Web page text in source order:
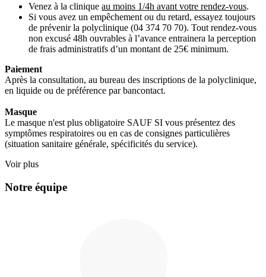
Venez à la clinique au moins 1/4h avant votre rendez-vous.
Si vous avez un empêchement ou du retard, essayez toujours
de prévenir la polyclinique (04 374 70 70). Tout rendez-vous
non excusé 48h ouvrables à l’avance entrainera la perception
de frais administratifs d’un montant de 25€ minimum.
Paiement
Après la consultation, au bureau des inscriptions de la polyclinique,
en liquide ou de préférence par bancontact.
Masque
Le masque n'est plus obligatoire SAUF SI vous présentez des
symptômes respiratoires ou en cas de consignes particulières
(situation sanitaire générale, spécificités du service).
Voir plus
Notre équipe